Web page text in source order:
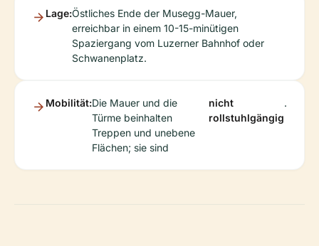
Lage:Östliches Ende der Musegg-Mauer,
erreichbar in einem 10-15-minütigen
Spaziergang vom Luzerner Bahnhof oder
Schwanenplatz.
Mobilität:Die Mauer und die
Türme beinhalten
Treppen und unebene
Flächen; sie sind
nicht
rollstuhlgängig
.